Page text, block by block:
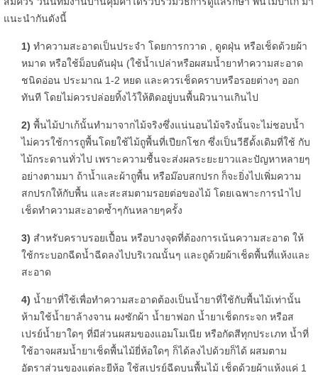
แนะนำกันดังนี้
1) ทำความสะอาดเป็นประจำ โดยการกวาด , ดูดฝุ่น หรือเช็ดด้วยผ้า
หมาด หรือใช้ม็อบดันฝุ่น (ใช้น้ำเปล่าหรือผสมน้ำยาทำความสะอาด
ชนิดอ่อน ประมาณ 1-2 หยด และควรเช็ดคราบหรือรอยต่างๆ ออก
ทันที โดยไม่ควรปล่อยทิ้งไว้ให้ติดอยู่บนพื้นผิวนานเกินไป
2) พื้นไม้ปาเก้นั้นทำมาจากไม้จริงซึ่งแน่นอนไม้จริงนั้นจะไม่ชอบน้ำ
ไม่ควรใช้การถูพื้นโดยใช้ไม้ถูพื้นที่เปียกโชก ซึ่งเป็นวีธีดั้งเดิมที่ใช้ กับ
ไม้กระดานทั่วไป เพราะความชื้นจะส่งผลระยะยาวและปัญหาหลายๆ
อย่างตามมา ถ้าน้ำและผ้าถูพื้น หรือม๊อบสกปรก ก็จะยิ่งไปเพิ่มความ
สกปรกให้กับพื้น และสะสมตามรอยต่อของไม้ โดยเฉพาะการนำไป
เช็ดทำความสะอาดซ้ำๆกันหลายๆครั้ง
3) สำหรับคราบรอยเปื้อน หรือบางจุดที่ต้องการเน้นความสะอาด ให้
ใช้กระบอกฉีดน้ำฉีดลงไปบริเวณนั้นๆ และถูด้วยผ้าเช็ดพื้นที่แห้งและ
สะอาด
4) น้ำยาที่ใช้เพื่อทำความสะอาดต้องเป็นน้ำยาที่ใช้กับพื้นไม้เท่านั้น
ห้ามใช้น้ำยาล้างจาน ผงซักผ้า น้ำยาฟอก น้ำยาเช็ดกระจก หรือส
เปรย์น้ำยาใดๆ ที่มีส่วนผสมของแอมโมเนีย หรือกัดสีทุกประเภท น้ำที่
ใช้อาจผสมน้ำยาเช็ดพื้นไม้ยี่ห้อใดๆ ก็ได้ลงไปด้วยก็ได้ ผสมตาม
อัตราส่วนของแต่ละยีห้อ ใช้สเปรย์ฉีดบนพื้นไม้ เช็ดด้วยผ้าแห้งแค่ 1